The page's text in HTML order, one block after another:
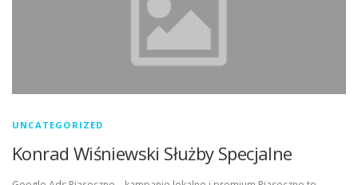
UNCATEGORIZED
Konrad Wiśniewski Służby Specjalne